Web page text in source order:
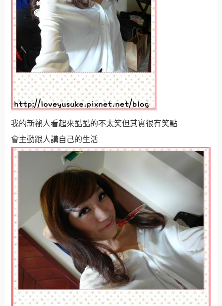
我的新祕人看起來酷酷的不太笑但其實很有笑點
會主動跟人講自己的生活